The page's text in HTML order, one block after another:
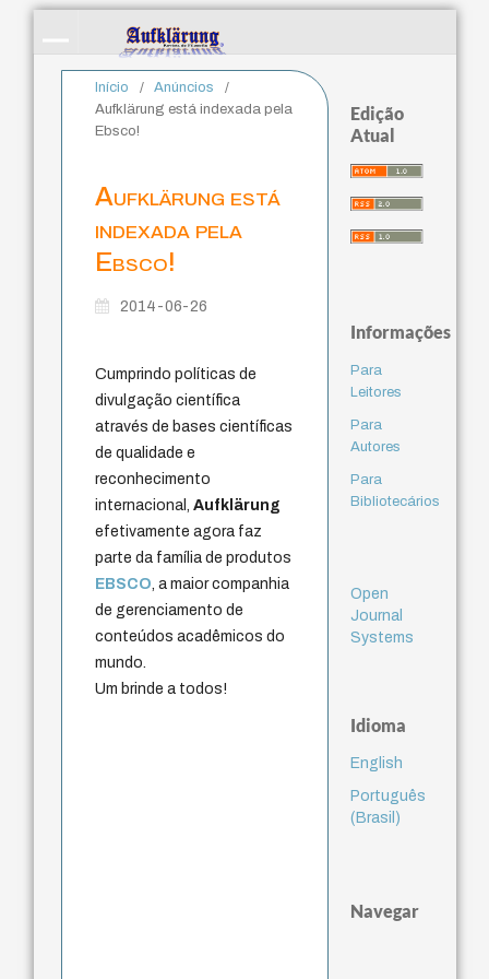
Início / Anúncios
/
Aufklärung está indexada pela
Ebsco!
Aufklärung está
indexada pela
Ebsco!
2014-06-26
Cumprindo políticas de
divulgação científica
através de bases científicas
de qualidade e
reconhecimento
internacional,Aufklärung
efetivamente agora faz
parte da família de produtos
EBSCO , a maior companhia
de gerenciamento de
conteúdos acadêmicos do
mundo.
Um brinde a todos!
Edição
Atual
Informações
Para
Leitores
Para
Autores
Para
Bibliotecários
Open
Journal
Systems
Idioma
English
Português
(Brasil)
Navegar